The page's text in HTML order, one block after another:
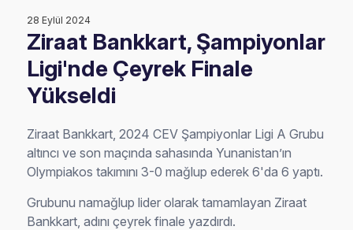
28 Eylül 2024
Ziraat Bankkart, Şampiyonlar
Ligi'nde Çeyrek Finale
Yükseldi
Ziraat Bankkart, 2024 CEV Şampiyonlar Ligi A Grubu
altıncı ve son maçında sahasında Yunanistan’ın
Olympiakos takımını 3-0 mağlup ederek 6'da 6 yaptı.
Grubunu namağlup lider olarak tamamlayan Ziraat
Bankkart, adını çeyrek finale yazdırdı.